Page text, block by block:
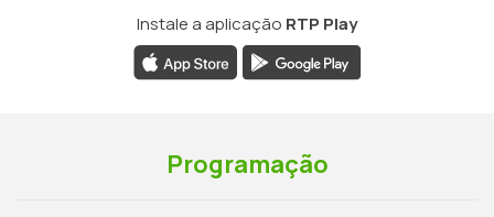
Instale a aplicação RTP Play
Programação